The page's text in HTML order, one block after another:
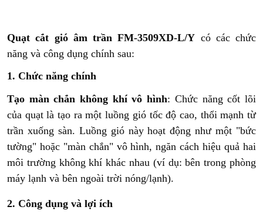
Quạt cắt gió âm trần FM-3509XD-L/Y có các chức
năng và công dụng chính sau:
1. Chức năng chính
Tạo màn chắn không khí vô hình: Chức năng cốt lõi
của quạt là tạo ra một luồng gió tốc độ cao, thổi mạnh từ
trần xuống sàn. Luồng gió này hoạt động như một "bức
tường" hoặc "màn chắn" vô hình, ngăn cách hiệu quả hai
môi trường không khí khác nhau (ví dụ: bên trong phòng
máy lạnh và bên ngoài trời nóng/lạnh).
2. Công dụng và lợi ích